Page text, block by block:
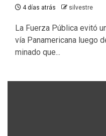
4 días atrás silvestre
La Fuerza Pública evitó
vía Panamericana luego
minado que...